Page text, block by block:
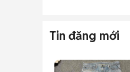
Tin đăng mới